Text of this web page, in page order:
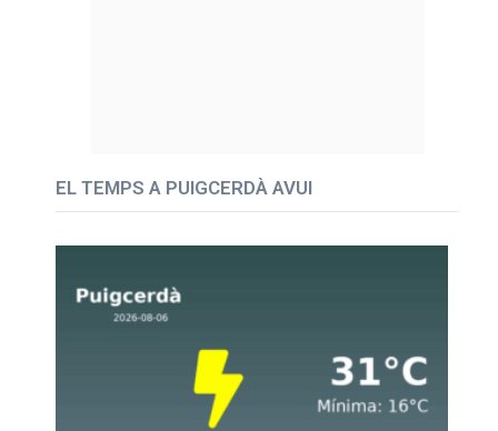
EL TEMPS A PUIGCERDÀ AVUI